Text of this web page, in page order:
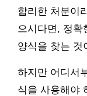
합리한 처분이
으시다면, 정확
양식을 찾는 것
하지만 어디서
식을 사용해야